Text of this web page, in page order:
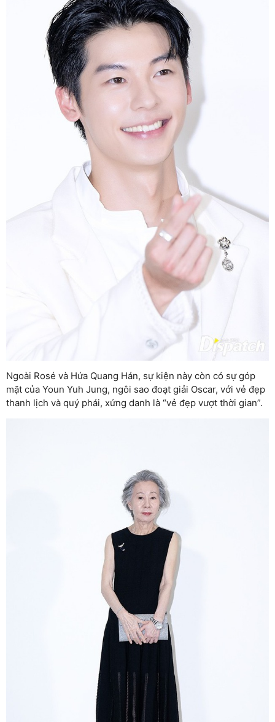
Ngoài Rosé và Hứa Quang Hán, sự kiện này còn có sự góp
mặt của Youn Yuh Jung, ngôi sao đoạt giải Oscar, với vẻ đẹp
thanh lịch và quý phái, xứng danh là “vẻ đẹp vượt thời gian”.